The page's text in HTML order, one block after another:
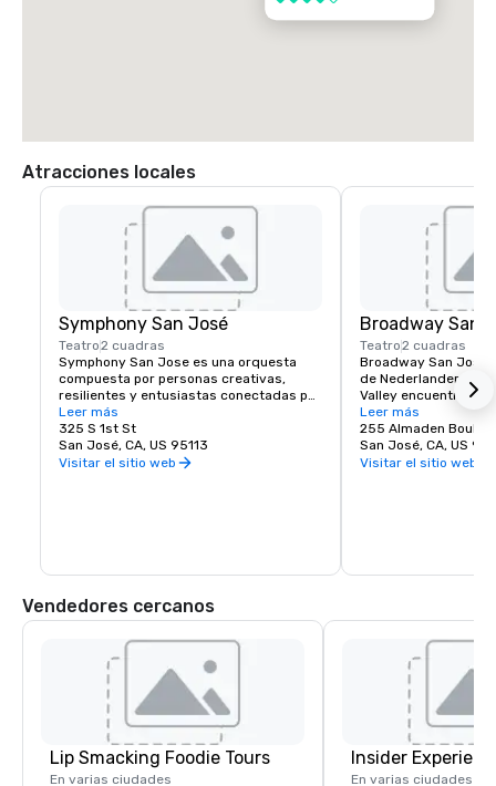
Atracciones locales
Symphony San José
Teatro2 cuadras
Symphony San Jose es una orquesta
compuesta por personas creativas,
resilientes y entusiastas conectadas por
el amor a la música. Es un orgullo llamar
hogar a San José y abrazar la cultura
innovadora y diversa de nuestra
comunidad al reflejar este mismo
programas educativos y comunitarios.
Leer más
325 S 1st St
San José, CA, US 95113
Visitar el sitio web
Broadway San
Teatro2 cuadras
Broadway San
de Nederlander, es
Valley encuentra la
Broadway de Nueva
aquí o visite San
José tiene los
ver.
Leer más
255 Almaden
San José, CA, US
Visitar el sitio web
Vendedores cercanos
Lip Smacking Foodie Tours
En varias ciudades
Insider
En varias ciudades